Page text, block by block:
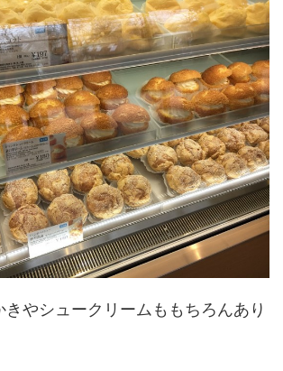
やシュークリームももちろんあり